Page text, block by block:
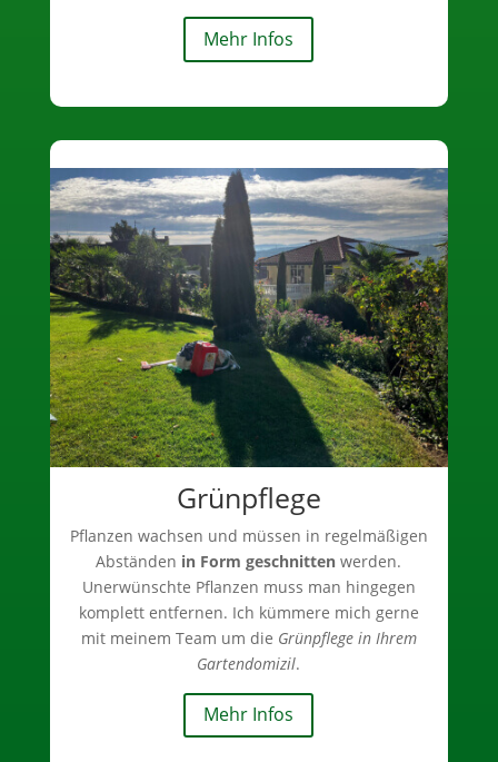
Mehr Infos
Grünpflege
Pflanzen wachsen und müssen in regelmäßigen
Abständen in Form geschnitten werden.
Unerwünschte Pflanzen muss man hingegen
komplett entfernen. Ich kümmere mich gerne
mit meinem Team um die Grünpflege in Ihrem
Gartendomizil.
Mehr Infos